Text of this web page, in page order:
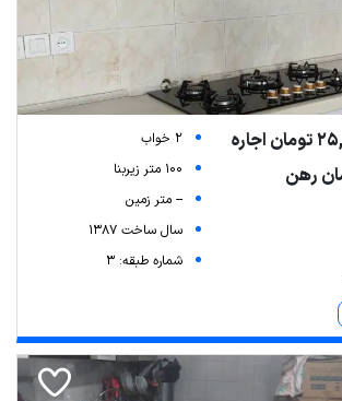
2 خواب
100 متر زیربنا
-- متر زمین
سال ساخت 1387
شماره طبقه: 3